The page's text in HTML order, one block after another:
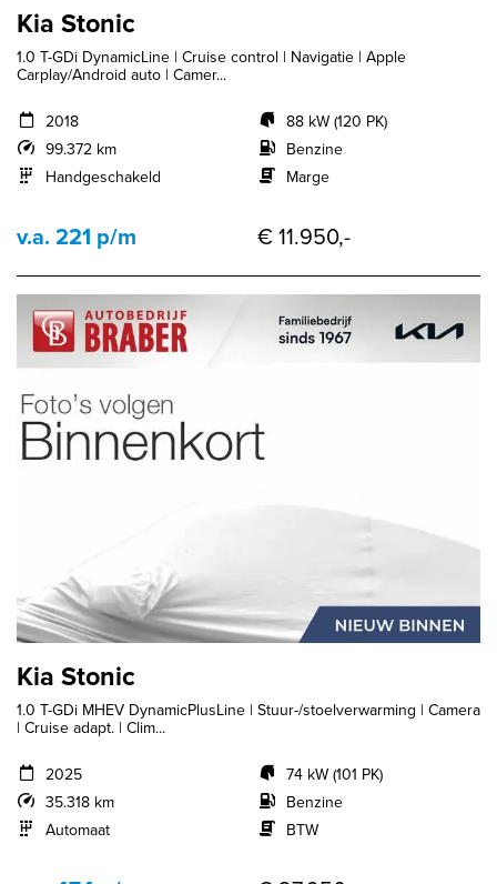
Kia Stonic
1.0 T-GDi DynamicLine | Cruise control | Navigatie | Apple
Carplay/Android auto | Camer...
2018
99.372 km
Handgeschakeld
88 kW (120 PK)
Benzine
Marge
v.a. 221 p/m € 11.950,-
Kia Stonic
1.0 T-GDi MHEV DynamicPlusLine | Stuur-/stoelverwarming | Camera
| Cruise adapt. | Clim...
2025
35.318 km
Automaat
74 kW (101 PK)
Benzine
BTW